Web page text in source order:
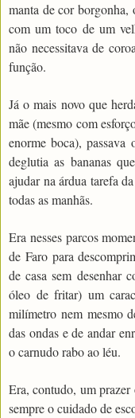
manta de cor
com um toco de um
não necessitava de
função.
Já o mais novo que
mãe (mesmo com
enorme boca), passava
deglutia as bananas
ajudar na árdua tarefa
todas as manhãs.
Era nesses parcos
de Faro para
de casa sem desenhar
óleo de fritar) um
milímetro nem mesmo
das ondas e de andar
o carnudo rabo ao léu.
Era, contudo, um
sempre o cuidado de